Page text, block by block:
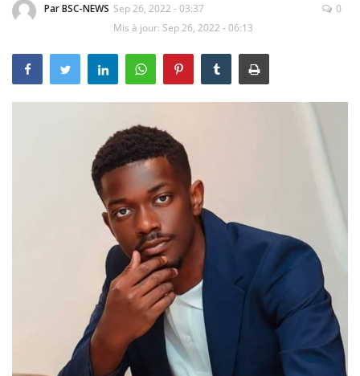
Signature
Témoignage
Sublimes cerveaux
Par BSC-NEWS Sep 26, 2022 - 03:37
Mis à jour: Sep 26, 2022 - 06:13
0